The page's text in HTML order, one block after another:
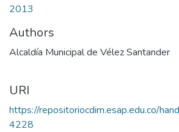
2013
Authors
Alcaldía Municipal de Vélez Santander
URI
https://repositoriocdim.esap.edu.co/
4228